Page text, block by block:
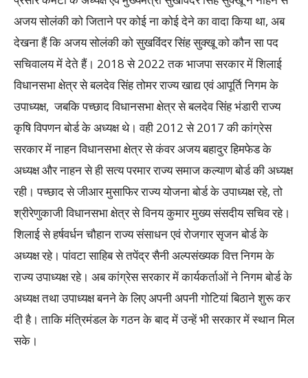
अजय सोलंकी को जिताने पर कोई ना कोई देने का वादा किया था, अब
देखना हैं कि अजय सोलंकी को सुखविंदर सिंह सुक्खू को कौन सा पद
सचिवालय में देते हैं। 2018 से 2022 तक भाजपा सरकार में शिलाई
विधानसभा क्षेत्र से बलदेव सिंह तोमर राज्य खाद्य एवं आपूर्ति निगम के
उपाध्यक्ष, जबकि पच्छाद विधानसभा क्षेत्र से बलदेव सिंह भंडारी राज्य
कृषि विपणन बोर्ड के अध्यक्ष थे। वही 2012 से 2017 की कांग्रेस
सरकार में नाहन विधानसभा क्षेत्र से कंवर अजय बहादुर हिमफेड के
अध्यक्ष और नाहन से ही सत्य परमार राज्य समाज कल्याण बोर्ड की अध्यक्ष
रही। पच्छाद से जीआर मुसाफिर राज्य योजना बोर्ड के उपाध्यक्ष रहे, तो
श्रीरेणुकाजी विधानसभा क्षेत्र से विनय कुमार मुख्य संसदीय सचिव रहे।
शिलाई से हर्षवर्धन चौहान राज्य संसाधन एवं रोजगार सृजन बोर्ड के
अध्यक्ष रहे। पांवटा साहिब से तपेंद्र सैनी अल्पसंख्यक वित्त निगम के
राज्य उपाध्यक्ष रहे। अब कांग्रेस सरकार में कार्यकर्ताओं ने निगम बोर्ड के
अध्यक्ष तथा उपाध्यक्ष बनने के लिए अपनी अपनी गोटियां बिठाने शुरू कर
दी है। ताकि मंत्रिमंडल के गठन के बाद में उन्हें भी सरकार में स्थान मिल
सके।